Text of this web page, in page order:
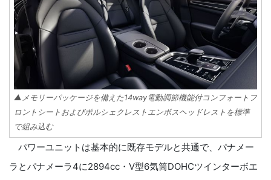
▲メモリーパッケージを備えた14way電動調節機能付コンフォートフ
ロントシートおよびポルシェクレストエンボスヘッドレストを標準
で組み込む
パワーユニットは基本的に既存モデルと共通で、パナメー
ラとパナメーラ4に2894cc・V型6気筒DOHCツインターボエ